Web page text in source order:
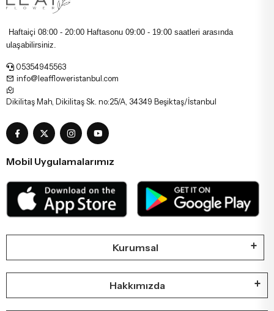
Haftaiçi 08:00 - 20:00 Haftasonu 09:00 - 19:00 saatleri arasında
ulaşabilirsiniz.
05354945563
info@leaffloweristanbul.com
Dikilitaş Mah, Dikilitaş Sk. no:25/A, 34349 Beşiktaş/İstanbul
Mobil Uygulamalarımız
Kurumsal
Hakkımızda